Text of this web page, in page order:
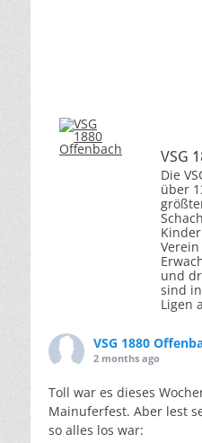
VSG
Die
über
und
sind
Ligen
VSG 1880
2 months ago
Toll war es dieses
Mainuferfest. Aber lest
so alles los war: